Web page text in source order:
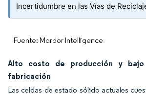
Incertidumbre en las Vías de
Fuente: Mordor Intelligence
Alto costo de producción y
fabricación
Las celdas de estado sólido actuales